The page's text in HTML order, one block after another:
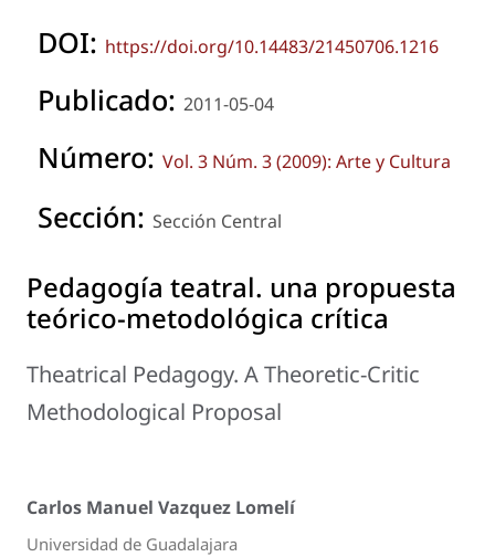
DOI: https://doi.org/10.14483/21450706.1216
Publicado: 2011-05-04
Número: Vol. 3 Núm. 3 (2009): Arte y Cultura
Sección: Sección Central
Pedagogía teatral. una propuesta
teórico-metodológica crítica
Theatrical Pedagogy. A Theoretic-Critic
Methodological Proposal
Carlos Manuel Vazquez Lomelí
Universidad de Guadalajara